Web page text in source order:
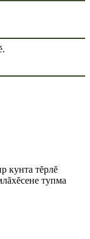
кунта тĕрлĕ
тупма